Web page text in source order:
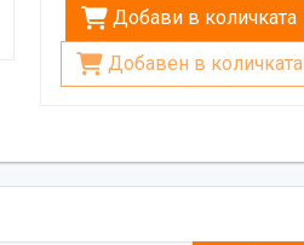
Добави в количката
Добавен в количката